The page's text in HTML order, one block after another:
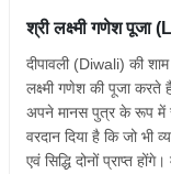
श्री लक्ष्मी गणेश
दीपावली (Diwali) की
लक्ष्मी गणेश की पूजा करते
अपने मानस पुत्र के रूप में
वरदान दिया है कि जो भी
एवं सिद्धि दोनों प्राप्त